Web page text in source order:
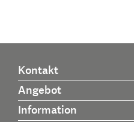
Kontakt
Angebot
Information